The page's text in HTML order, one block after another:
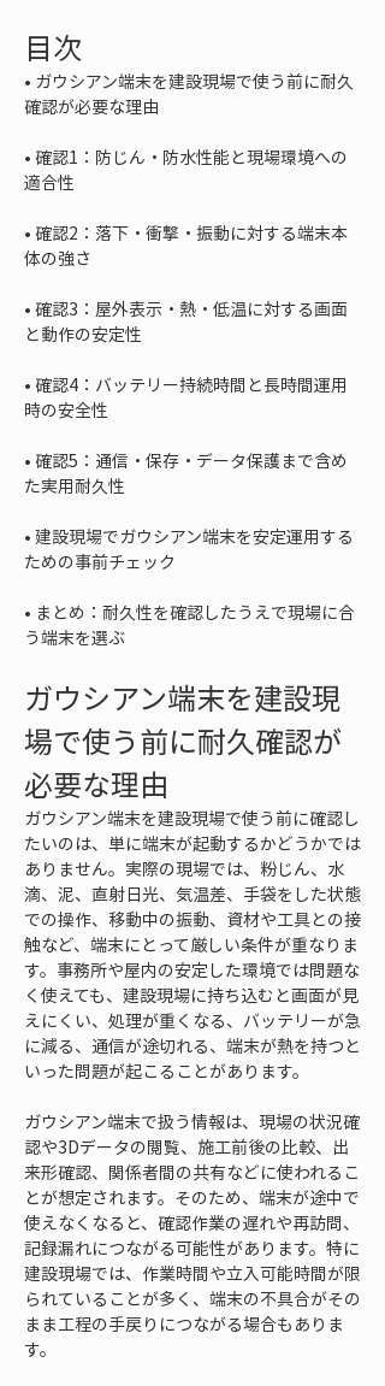
目次
• ガウシアン端末を建設現場で使う前に耐久
• 確認1：防じん・防水性能と現場環境への
• 確認2：落下・衝撃・振動に対する端末本
• 確認3：屋外表示・熱・低温に対する画面
• 確認4：バッテリー持続時間と長時間運用
• 確認5：通信・保存・データ保護まで含め
• 建設現場でガウシアン端末を安定運用する
• まとめ：耐久性を確認したうえで現場に合
う端末を選ぶ
ガウシアン端末を建設現
場で使う前に耐久確認が
必要な理由
ガウシアン端末を建設現場で使う前に確認し
たいのは、単に端末が起動するかどうかでは
ありません。実際の現場では、粉じん、水
滴、泥、直射日光、気温差、手袋をした状態
での操作、移動中の振動、資材や工具との接
触など、端末にとって厳しい条件が重なりま
す。事務所や屋内の安定した環境では問題な
く使えても、建設現場に持ち込むと画面が見
えにくい、処理が重くなる、バッテリーが急
に減る、通信が途切れる、端末が熱を持つと
いった問題が起こることがあります。
ガウシアン端末で扱う情報は、現場の状況確
認や3Dデータの閲覧、施工前後の比較、出
来形確認、関係者間の共有などに使われるこ
とが想定されます。そのため、端末が途中で
使えなくなると、確認作業の遅れや再訪問、
記録漏れにつながる可能性があります。特に
建設現場では、作業時間や立入可能時間が限
られていることが多く、端末の不具合がその
まま工程の手戻りにつながる場合もありま
す。